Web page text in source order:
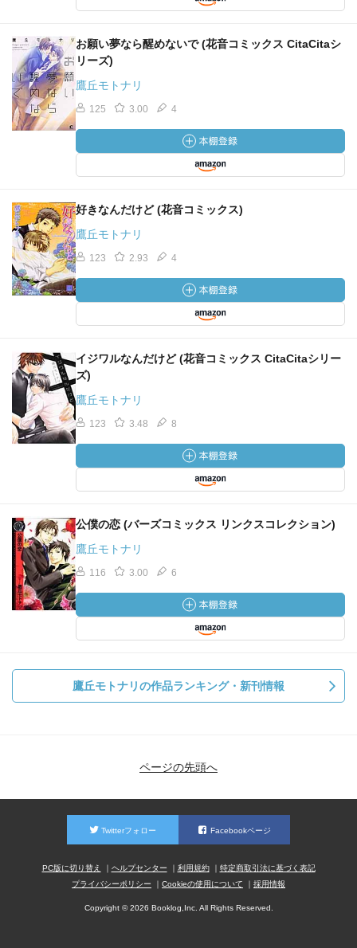
お願い夢なら醒めないで (花音コミックス CitaCitaシ
リーズ)
鷹丘モトナリ
125 3.00 4
好きなんだけど (花音コミックス)
鷹丘モトナリ
123 2.93 4
イジワルなんだけど (花音コミックス CitaCitaシリー
ズ)
鷹丘モトナリ
123 3.48 8
公僕の恋 (バーズコミックス リンクスコレクション)
鷹丘モトナリ
116 3.00 6
鷹丘モトナリの作品ランキング・新刊情報
ページの先頭へ
Twitterフォロー Facebookページ
PC版に切り替え ヘルプセンター 利用規約
特定商取引法に基づく表記
プライバシーポリシー
Cookieの使用について 採用情報
Copyright © 2026 Booklog,Inc. All Rights Reserved.